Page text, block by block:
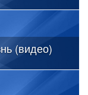
(видео)